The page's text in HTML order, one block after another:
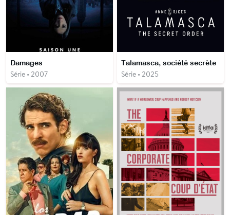
Damages
Série • 2007
Talamasca, société secrète
Série • 2025